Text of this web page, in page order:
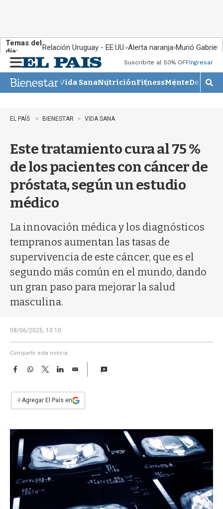
Temas del
día:
Relación Uruguay - EE.UU. Alerta naranja Murió Gabriel
n
u
Suscribite al 50% OFFIngresar
Vida SanaNutriciónFitnessMente
M
o
EL PAÍS BIENESTAR VIDA SANA
Este tratamiento cura al 75 %
de los pacientes con cáncer de
próstata, según un estudio
médico
La innovación médica y los diagnósticos
tempranos aumentan las tasas de
supervivencia de este cáncer, que es el
segundo más común en el mundo, dando
un gran paso para mejorar la salud
masculina.
08/06/2025, 10:10
Compartir esta noticia
F
e
b
k
W
s
T
w
t
L
E
i
l
+Agregar El País en